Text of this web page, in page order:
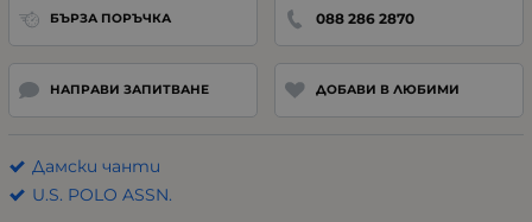
БЪРЗА ПОРЪЧКА 088 286 2870
НАПРАВИ ЗАПИТВАНЕ ДОБАВИ В ЛЮБИМИ
Дамски чанти
U.S. POLO ASSN.